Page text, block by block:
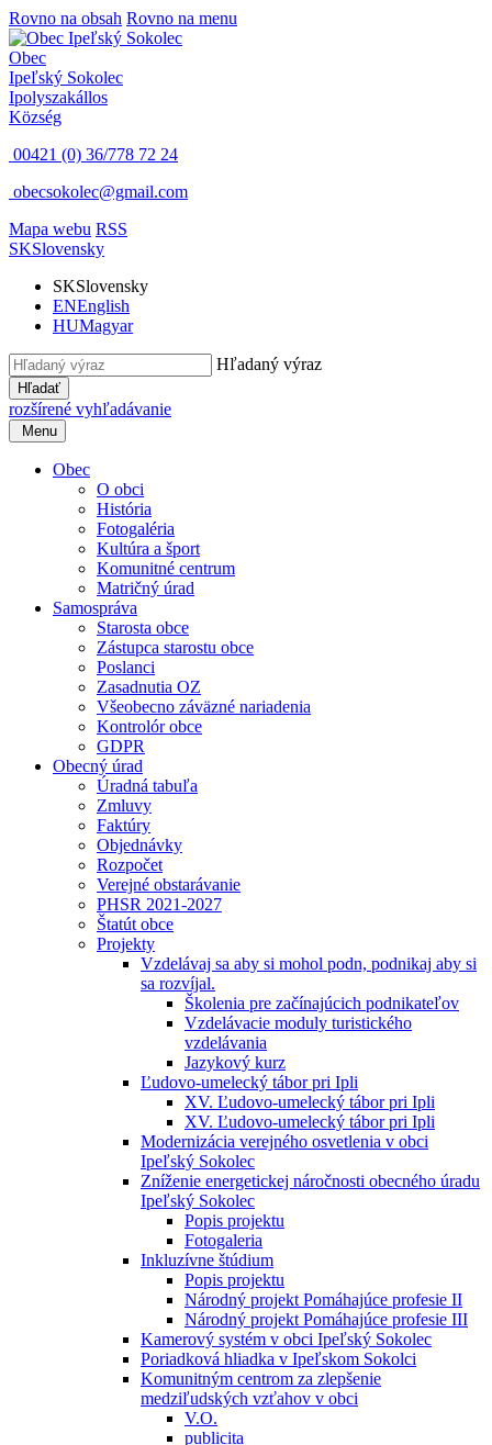
Rovno na obsah Rovno na menu
Obec
Ipeľský Sokolec
Ipolyszakállos
Község
00421 (0) 36/778 72 24
obecsokolec@gmail.com
Mapa webu RSS
SKSlovensky
SKSlovensky
ENEnglish
HUMagyar
Hľadaný výraz
Hľadať
rozšírené vyhľadávanie
Menu
Obec
O obci
História
Fotogaléria
Kultúra a šport
Komunitné centrum
Matričný úrad
Samospráva
Starosta obce
Zástupca starostu obce
Poslanci
Zasadnutia OZ
Všeobecno záväzné nariadenia
Kontrolór obce
GDPR
Obecný úrad
Úradná tabuľa
Zmluvy
Faktúry
Objednávky
Rozpočet
Verejné obstarávanie
PHSR 2021-2027
Štatút obce
Projekty
Vzdelávaj sa aby si mohol podn, podnikaj aby si
sa rozvíjal.
Školenia pre začínajúcich podnikateľov
Vzdelávacie moduly turistického
vzdelávania
Jazykový kurz
Ľudovo-umelecký tábor pri Ipli
XV. Ľudovo-umelecký tábor pri Ipli
XV. Ľudovo-umelecký tábor pri Ipli
Modernizácia verejného osvetlenia v obci
Ipeľský Sokolec
Zníženie energetickej náročnosti obecného úradu
Ipeľský Sokolec
Popis projektu
Fotogaleria
Inkluzívne štúdium
Popis projektu
Národný projekt Pomáhajúce profesie II
Národný projekt Pomáhajúce profesie III
Kamerový systém v obci Ipeľský Sokolec
Poriadková hliadka v Ipeľskom Sokolci
Komunitným centrom za zlepšenie
medziľudských vzťahov v obci
V.O.
publicita